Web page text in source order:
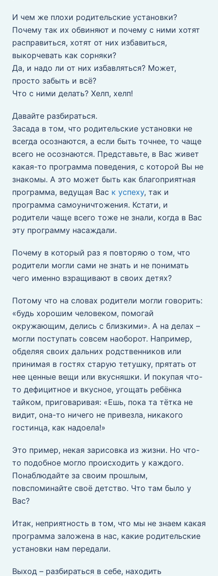
И чем же плохи родительские установки?
Почему так их обвиняют и почему с ними хотят
расправиться, хотят от них избавиться,
выкорчевать как сорняки?
Да, и надо ли от них избавляться? Может,
просто забыть и всё?
Что с ними делать? Хелп, хелп!
Давайте разбираться.
Засада в том, что родительские установки не
всегда осознаются, а если быть точнее, то чаще
всего не осознаются. Представьте, в Вас живет
какая-то программа поведения, с которой Вы не
знакомы. А это может быть как благоприятная
программа, ведущая Вас к успеху, так и
программа самоуничтожения. Кстати, и
родители чаще всего тоже не знали, когда в Вас
эту программу насаждали.
Почему в который раз я повторяю о том, что
родители могли сами не знать и не понимать
чего именно взращивают в своих детях?
Потому что на словах родители могли говорить:
«будь хорошим человеком, помогай
окружающим, делись с близкими». А на делах –
могли поступать совсем наоборот. Например,
обделяя своих дальних родственников или
принимая в гостях старую тетушку, прятать от
нее ценные вещи или вкусняшки. И покупая что-
то дефицитное и вкусное, угощать ребёнка
тайком, приговаривая: «Ешь, пока та тётка не
видит, она-то ничего не привезла, никакого
гостинца, как надоела!»
Это пример, некая зарисовка из жизни. Но что-
то подобное могло происходить у каждого.
Понаблюдайте за своим прошлым,
повспоминайте своё детство. Что там было у
Вас?
Итак, неприятность в том, что мы не знаем какая
программа заложена в нас, какие родительские
установки нам передали.
Выход – разбираться в себе, находить